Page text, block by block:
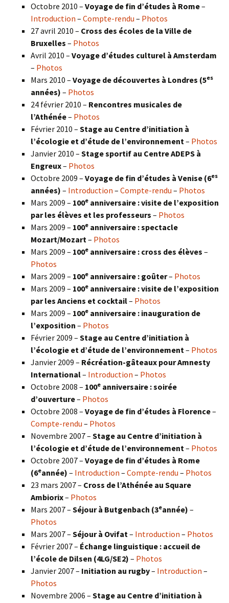
Octobre 2010 – Voyage de fin d’études à Rome–
Introduction – Compte-rendu – Photos
27 avril 2010 – Cross des écoles de la Ville de
Bruxelles – Photos
Avril 2010 – Voyage d’études culturel à Amsterdam
– Photos
Mars 2010 – Voyage de découvertes à Londres (5es
années) – Photos
24 février 2010 – Rencontres musicales de
l’Athénée– Photos
Février 2010 – Stage au Centre d’initiation à
l’écologie et d’étude de l’environnement – Photos
Janvier 2010 – Stage sportif au Centre ADEPS à
Engreux– Photos
Octobre 2009 – Voyage de fin d’études à Venise (6es
années) – Introduction – Compte-rendu – Photos
Mars 2009 – 100e anniversaire : visite de l’exposition
par les élèves et les professeurs – Photos
Mars 2009 – 100e anniversaire : spectacle
Mozart/Mozart – Photos
Mars 2009 – 100e anniversaire : cross des élèves –
Photos
Mars 2009 – 100e anniversaire : goûter– Photos
Mars 2009 – 100e anniversaire : visite de l’exposition
par les Anciens et cocktail– Photos
Mars 2009 – 100e anniversaire : inauguration de
l’exposition – Photos
Février 2009 – Stage au Centre d’initiation à
l’écologie et d’étude de l’environnement – Photos
Janvier 2009 – Récréation-gâteaux pour Amnesty
International– Introduction – Photos
Octobre 2008 – 100e anniversaire : soirée
d’ouverture– Photos
Octobre 2008 – Voyage de fin d’études à Florence–
Compte-rendu – Photos
Novembre 2007 – Stage au Centre d’initiation à
l’écologie et d’étude de l’environnement – Photos
Octobre 2007 – Voyage de fin d’études à Rome
(6eannée) – Introduction – Compte-rendu – Photos
23 mars 2007 – Cross de l’Athénée au Square
Ambiorix– Photos
Mars 2007 – Séjour à Butgenbach (3eannée) –
Photos
Mars 2007 – Séjour à Ovifat – Introduction – Photos
Février 2007 – Échange linguistique : accueil de
l’école de Dilsen (4LG/SE2) – Photos
Janvier 2007 – Initiation au rugby– Introduction –
Photos
Novembre 2006 – Stage au Centre d’initiation à